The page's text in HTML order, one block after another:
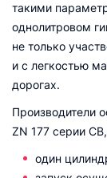
такими
однолитровом
не только
и с легкостью
дорогах.
Производители
ZN 177 серии
один